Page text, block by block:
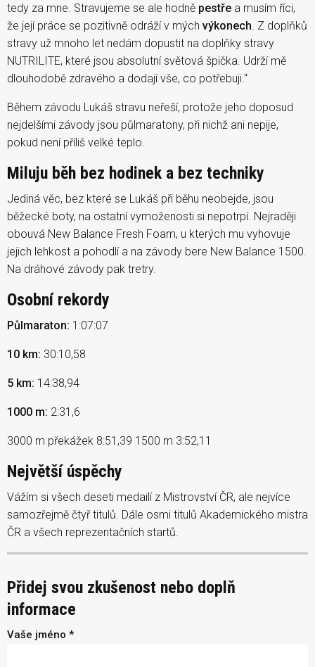
tedy za mne. Stravujeme se ale hodně pestře a musím říci,
že její práce se pozitivně odráží v mých výkonech . Z doplňků
stravy už mnoho let nedám dopustit na doplňky stravy
NUTRILITE, které jsou absolutní světová špička. Udrží mě
dlouhodobě zdravého a dodají vše, co potřebuji.“
Během závodu Lukáš stravu neřeší, protože jeho doposud
nejdelšími závody jsou půlmaratony, při nichž ani nepije,
pokud není příliš velké teplo.
Miluju běh bez hodinek a bez techniky
Jediná věc, bez které se Lukáš při běhu neobejde, jsou
běžecké boty, na ostatní vymoženosti si nepotrpí. Nejraději
obouvá New Balance Fresh Foam, u kterých mu vyhovuje
jejich lehkost a pohodlí a na závody bere New Balance 1500.
Na dráhové závody pak tretry.
Osobní rekordy
Půlmaraton: 1:07:07
10 km: 30:10,58
5 km: 14:38,94
1000 m: 2:31,6
3000 m překážek 8:51,39 1500 m 3:52,11
Největší úspěchy
Vážím si všech deseti medailí z Mistrovství ČR, ale nejvíce
samozřejmě čtyř titulů. Dále osmi titulů Akademického mistra
ČR a všech reprezentačních startů.
Přidej svou zkušenost nebo doplň
informace
Vaše jméno *